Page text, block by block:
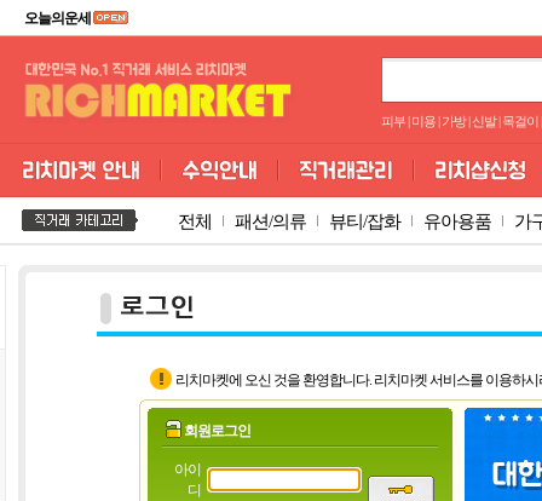
오늘의운세
피부 미용 가방 신발 목걸이
전체 패션/의류 뷰티/잡화 유아용품 가
리치마켓에 오신 것을 환영합니다. 리치마켓 서비스를 이용하
회원로그인
아이
디